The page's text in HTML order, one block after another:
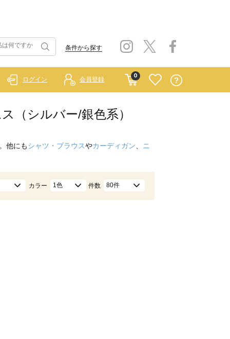
条件から探す
0
ログイン 会員登録
（シルバー/銀色系）
他にもシャツ・ブラウスやカーディガン
ニ
カラー 1色 件数 80件